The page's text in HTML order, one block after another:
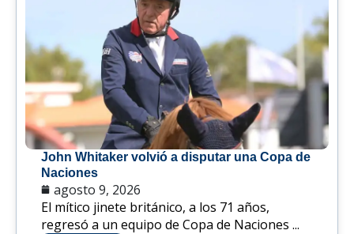
John Whitaker volvió a disputar una Copa de
Naciones
agosto 9, 2026
El mítico jinete británico, a los 71 años,
regresó a un equipo de Copa de Naciones ...